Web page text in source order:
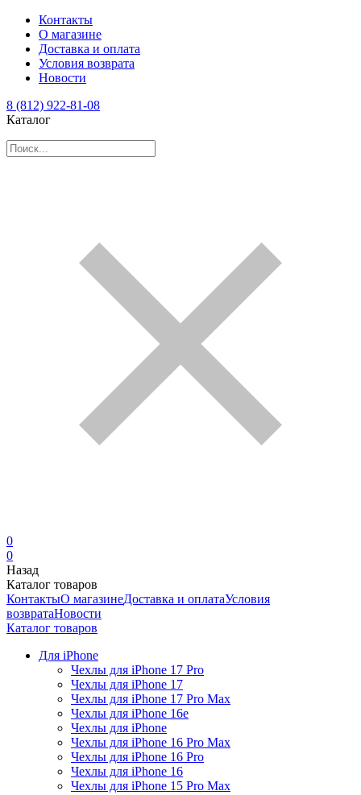
Контакты
О магазине
Доставка и оплата
Условия возврата
Новости
8 (812) 922-81-08
Каталог
0
0
Назад
Каталог товаров
КонтактыО магазинеДоставка и оплатаУсловия
возвратаНовости
Каталог товаров
Для iPhone
Чехлы для iPhone 17 Pro
Чехлы для iPhone 17
Чехлы для iPhone 17 Pro Max
Чехлы для iPhone 16e
Чехлы для iPhone
Чехлы для iPhone 16 Pro Max
Чехлы для iPhone 16 Pro
Чехлы для iPhone 16
Чехлы для iPhone 15 Pro Max